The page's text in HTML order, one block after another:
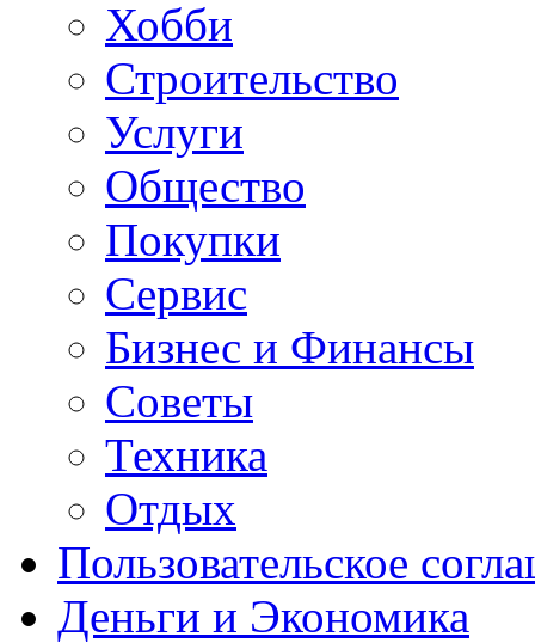
Хобби
Строительство
Услуги
Общество
Покупки
Сервис
Бизнес и Финансы
Советы
Техника
Отдых
Пользовательское
Деньги и Экономика